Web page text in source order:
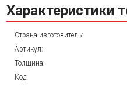
Характеристики
Страна изготовитель:
Артикул:
Толщина:
Код: